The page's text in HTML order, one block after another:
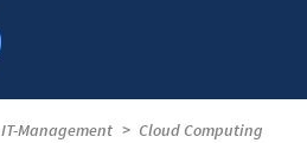
IT-Management
Cloud Computing